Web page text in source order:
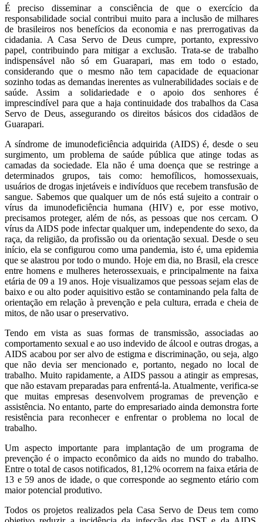
É preciso disseminar a consciência de que o exercício da
responsabilidade social contribui muito para a inclusão de milhares
de brasileiros nos benefícios da economia e nas prerrogativas da
cidadania. A Casa Servo de Deus cumpre, portanto, expressivo
papel, contribuindo para mitigar a exclusão. Trata-se de trabalho
indispensável não só em Guarapari, mas em todo o estado,
considerando que o mesmo não tem capacidade de equacionar
sozinho todas as demandas inerentes as vulnerabilidades sociais e de
saúde. Assim a solidariedade e o apoio dos senhores é
imprescindível para que a haja continuidade dos trabalhos da Casa
Servo de Deus, assegurando os direitos básicos dos cidadãos de
Guarapari.
A síndrome de imunodeficiência adquirida (AIDS) é, desde o seu
surgimento, um problema de saúde pública que atinge todas as
camadas da sociedade. Ela não é uma doença que se restringe a
determinados grupos, tais como: hemofílicos, homossexuais,
usuários de drogas injetáveis e indivíduos que recebem transfusão de
sangue. Sabemos que qualquer um de nós está sujeito a contrair o
vírus da imunodeficiência humana (HIV) e, por esse motivo,
precisamos proteger, além de nós, as pessoas que nos cercam. O
vírus da AIDS pode infectar qualquer um, independente do sexo, da
raça, da religião, da profissão ou da orientação sexual. Desde o seu
início, ela se configurou como uma pandemia, isto é, uma epidemia
que se alastrou por todo o mundo. Hoje em dia, no Brasil, ela cresce
entre homens e mulheres heterossexuais, e principalmente na faixa
etária de 09 a 19 anos. Hoje visualizamos que pessoas sejam elas de
baixo e ou alto poder aquisitivo estão se contaminando pela falta de
orientação em relação à prevenção e pela cultura, errada e cheia de
mitos, de não usar o preservativo.
Tendo em vista as suas formas de transmissão, associadas ao
comportamento sexual e ao uso indevido de álcool e outras drogas, a
AIDS acabou por ser alvo de estigma e discriminação, ou seja, algo
que não devia ser mencionado e, portanto, negado no local de
trabalho. Muito rapidamente, a AIDS passou a atingir as empresas,
que não estavam preparadas para enfrentá-la. Atualmente, verifica-se
que muitas empresas desenvolvem programas de prevenção e
assistência. No entanto, parte do empresariado ainda demonstra forte
resistência para reconhecer e enfrentar o problema no local de
trabalho.
Um aspecto importante para implantação de um programa de
prevenção é o impacto econômico da aids no mundo do trabalho.
Entre o total de casos notificados, 81,12% ocorrem na faixa etária de
13 e 59 anos de idade, o que corresponde ao segmento etário com
maior potencial produtivo.
Todos os projetos realizados pela Casa Servo de Deus tem como